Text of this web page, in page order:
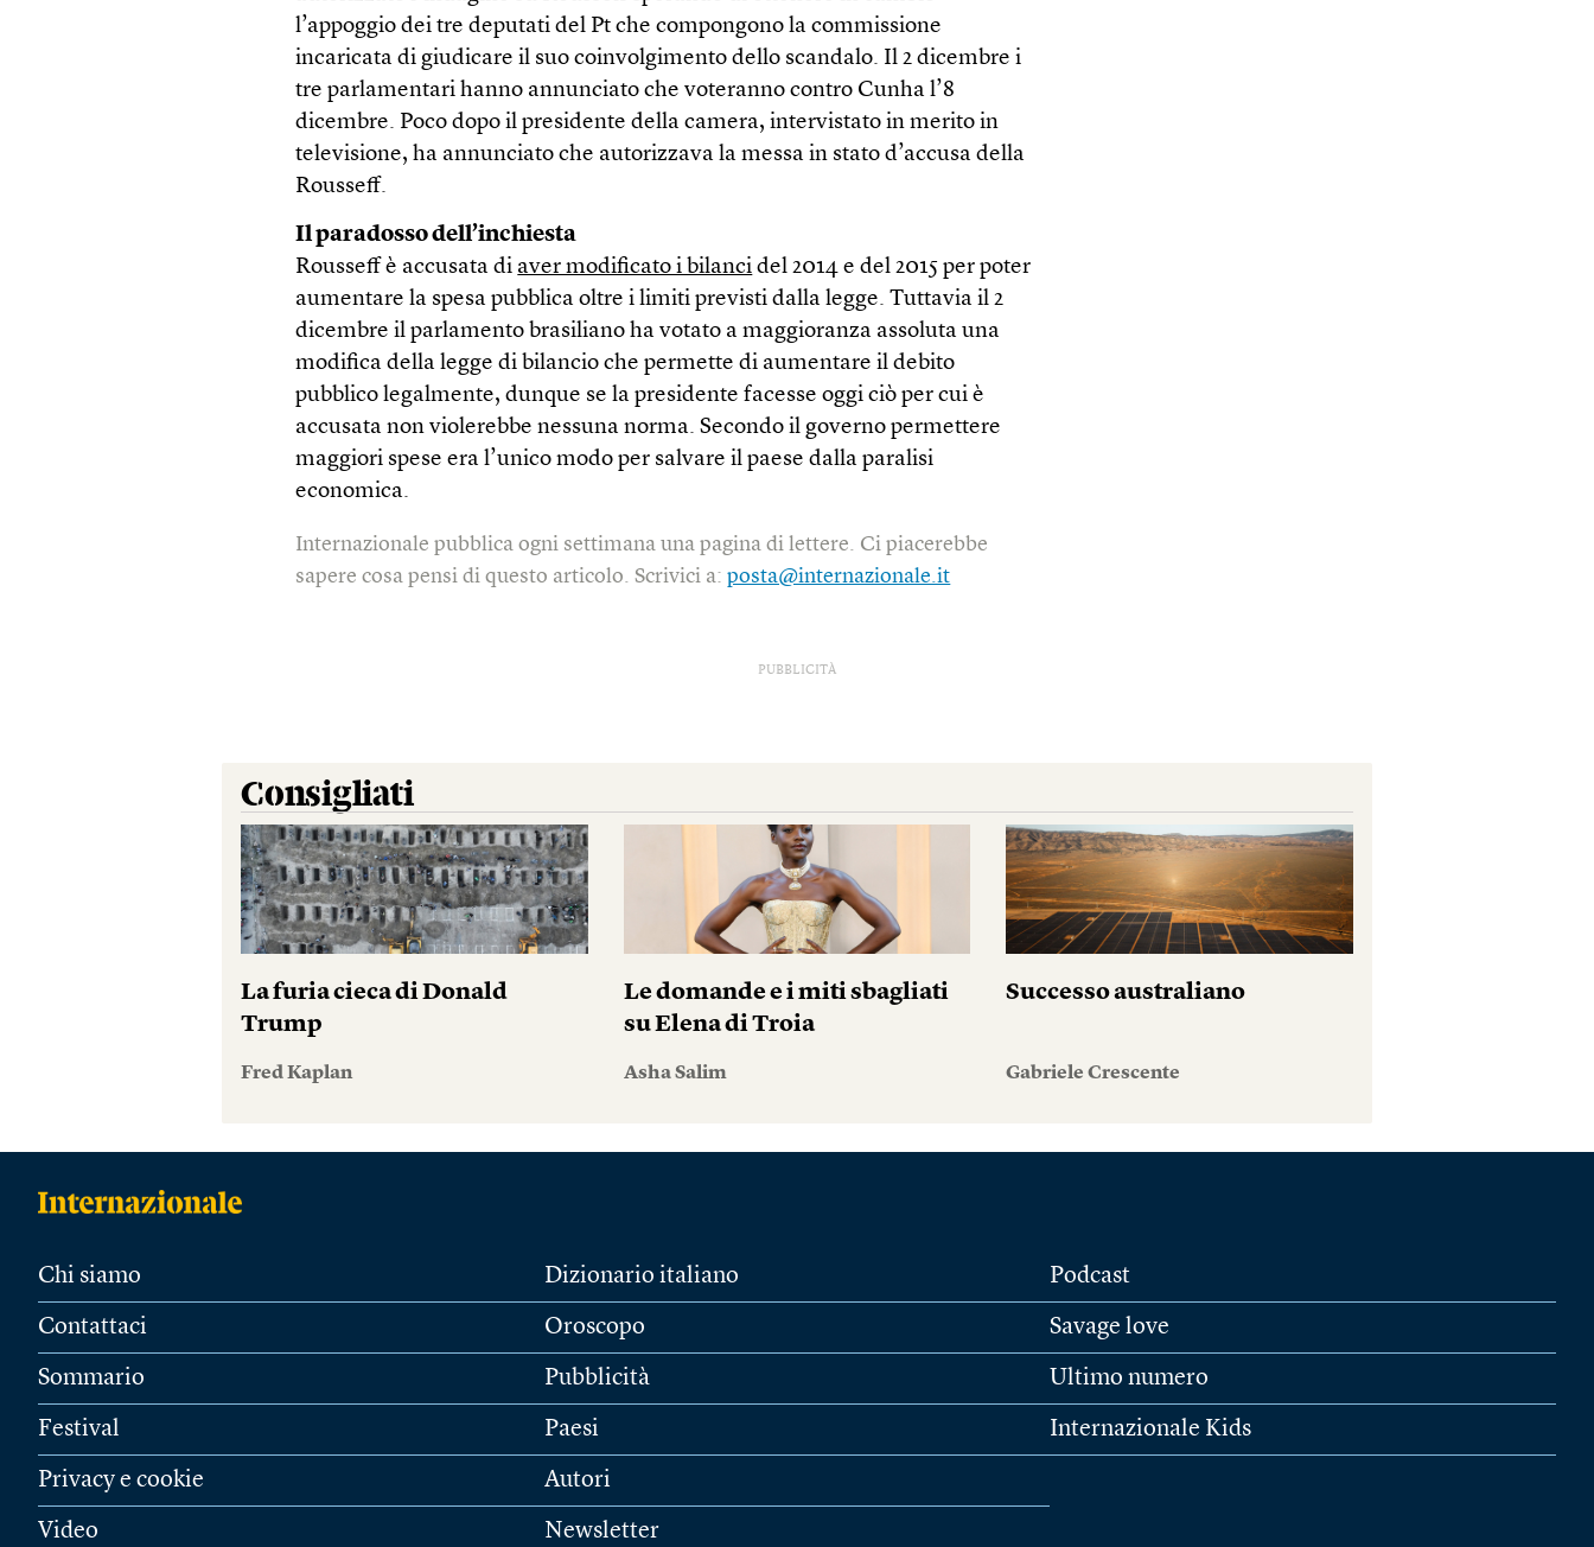
l’appoggio dei tre deputati del Pt che compongono la commissione
incaricata di giudicare il suo coinvolgimento dello scandalo. Il 2 dicembre i
tre parlamentari hanno annunciato che voteranno contro Cunha l’8
dicembre. Poco dopo il presidente della camera, intervistato in merito in
televisione, ha annunciato che autorizzava la messa in stato d’accusa della
Rousseff.
Il paradosso dell’inchiesta
Rousseff è accusata di aver modificato i bilanci del 2014 e del 2015 per poter
aumentare la spesa pubblica oltre i limiti previsti dalla legge. Tuttavia il 2
dicembre il parlamento brasiliano ha votato a maggioranza assoluta una
modifica della legge di bilancio che permette di aumentare il debito
pubblico legalmente, dunque se la presidente facesse oggi ciò per cui è
accusata non violerebbe nessuna norma. Secondo il governo permettere
maggiori spese era l’unico modo per salvare il paese dalla paralisi
economica.
Internazionale pubblica ogni settimana una pagina di lettere. Ci piacerebbe
sapere cosa pensi di questo articolo. Scrivici a:posta@internazionale.it
PUBBLICITÀ
Consigliati
La furia cieca di Donald
Trump
Fred Kaplan
Le domande e i miti sbagliati
su Elena di Troia
Asha Salim
Successo australiano
Gabriele Crescente
Chi siamo
Contattaci
Sommario
Festival
Privacy e cookie
Video
Dizionario italiano
Oroscopo
Pubblicità
Paesi
Autori
Newsletter
Podcast
Savage love
Ultimo numero
Internazionale Kids